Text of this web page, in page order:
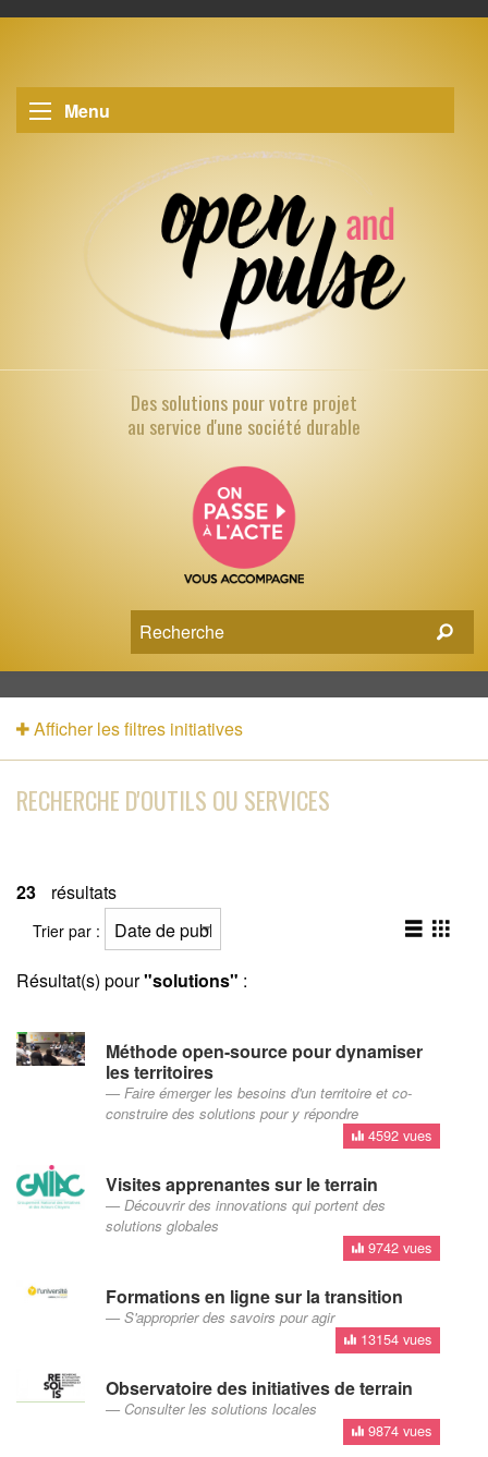
Menu
Des solutions pourvotre projet
au service d'une société durable
Afficher les filtres initiatives
RECHERCHE D'OUTILS OU SERVICES
23 résultats
Trier par :
Résultat(s) pour"solutions" :
Méthode open-source pour dynamiser
les territoires
Faire émerger les besoins d'un territoire et co-
construire des solutions pour y répondre
4592 vues
Visites apprenantes sur le terrain
Découvrir des innovations qui portent des
solutions globales
9742 vues
Formations en ligne sur la transition
S'approprier des savoirs pour agir
13154 vues
Observatoire des initiatives de terrain
Consulter les solutions locales
9874 vues